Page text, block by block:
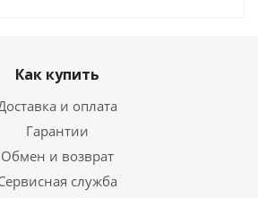
Как купить
и оплата
Гарантии
Обмен и возврат
служба